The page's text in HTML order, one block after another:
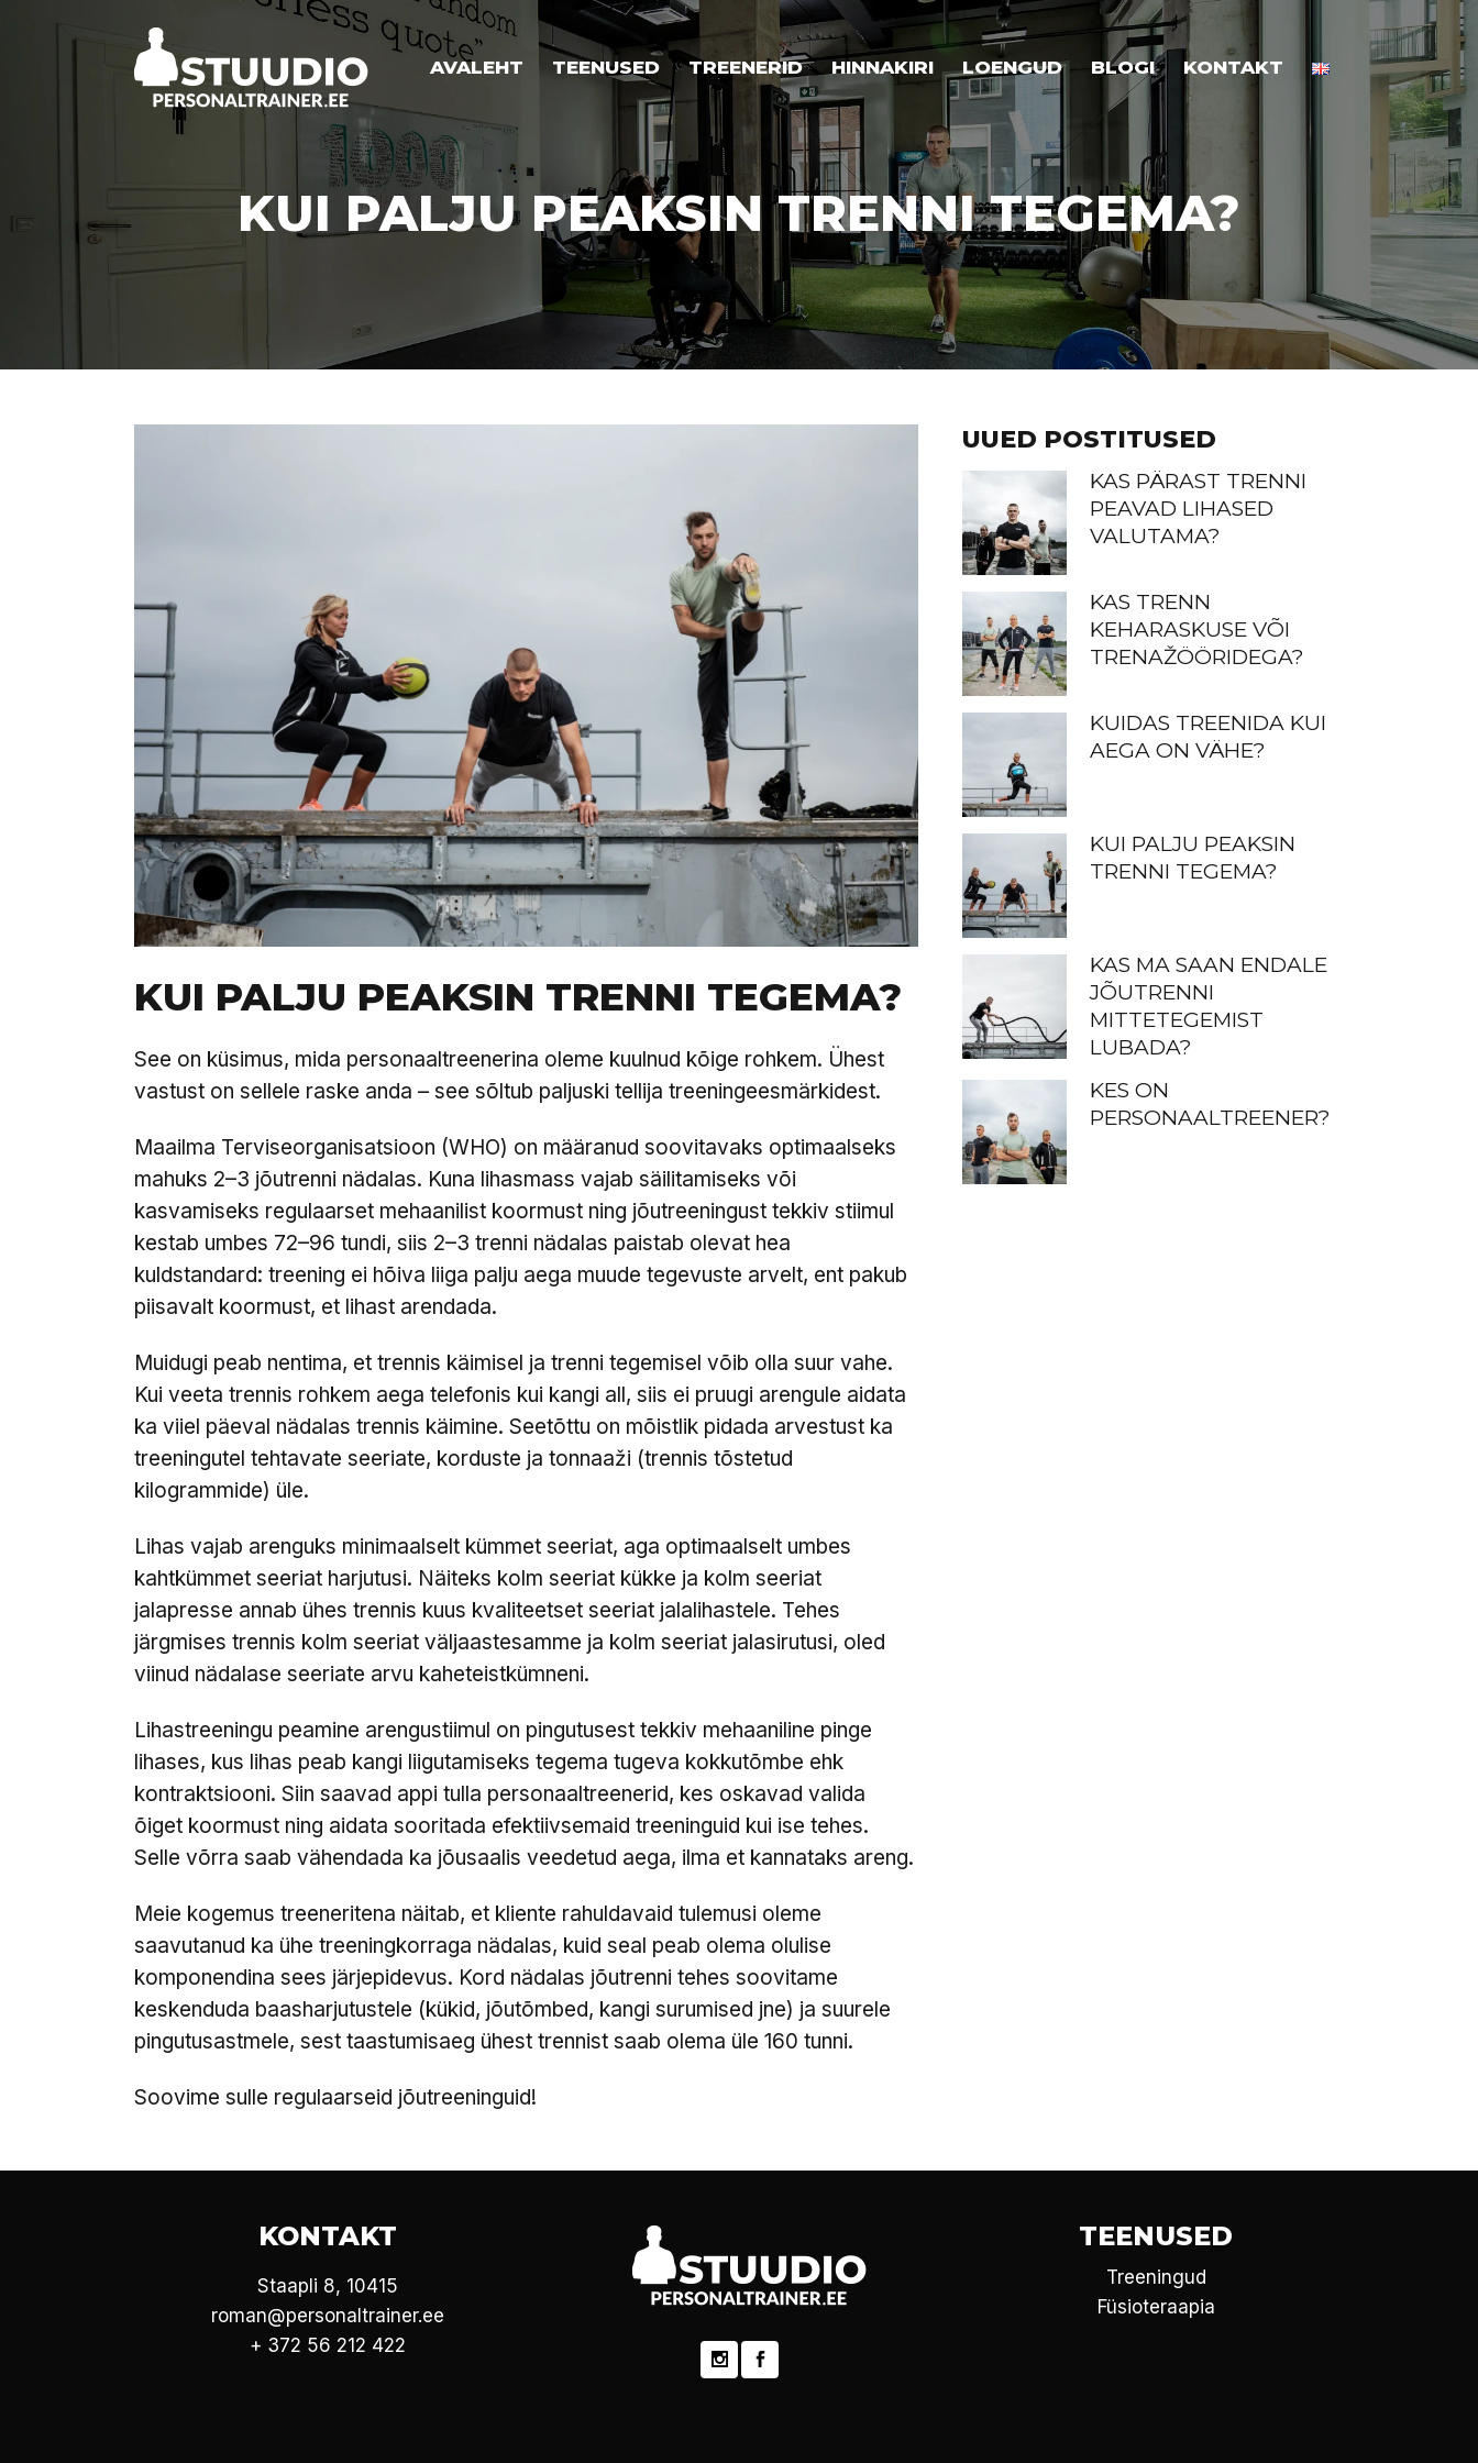
AVALEHT TEENUSED TREENERID HINNAKIRI LOENGUD BLOGI KONTAKT
KUI PALJU PEAKSIN TRENNI TEGEMA?
KUI PALJU PEAKSIN TRENNI TEGEMA?
See on küsimus, mida personaaltreenerina oleme kuulnud kõige rohkem. Ühest
vastust on sellele raske anda – see sõltub paljuski tellija treeningeesmärkidest.
Maailma Terviseorganisatsioon (WHO) on määranud soovitavaks optimaalseks
mahuks 2–3 jõutrenni nädalas. Kuna lihasmass vajab säilitamiseks või
kasvamiseks regulaarset mehaanilist koormust ning jõutreeningust tekkiv stiimul
kestab umbes 72–96 tundi, siis 2–3 trenni nädalas paistab olevat hea
kuldstandard: treening ei hõiva liiga palju aega muude tegevuste arvelt, ent pakub
piisavalt koormust, et lihast arendada.
Muidugi peab nentima, et trennis käimisel ja trenni tegemisel võib olla suur vahe.
Kui veeta trennis rohkem aega telefonis kui kangi all, siis ei pruugi arengule aidata
ka viiel päeval nädalas trennis käimine. Seetõttu on mõistlik pidada arvestust ka
treeningutel tehtavate seeriate, korduste ja tonnaaži (trennis tõstetud
kilogrammide) üle.
Lihas vajab arenguks minimaalselt kümmet seeriat, aga optimaalselt umbes
kahtkümmet seeriat harjutusi. Näiteks kolm seeriat kükke ja kolm seeriat
jalapresse annab ühes trennis kuus kvaliteetset seeriat jalalihastele. Tehes
järgmises trennis kolm seeriat väljaastesamme ja kolm seeriat jalasirutusi, oled
viinud nädalase seeriate arvu kaheteistkümneni.
Lihastreeningu peamine arengustiimul on pingutusest tekkiv mehaaniline pinge
lihases, kus lihas peab kangi liigutamiseks tegema tugeva kokkutõmbe ehk
kontraktsiooni. Siin saavad appi tulla personaaltreenerid, kes oskavad valida
õiget koormust ning aidata sooritada efektiivsemaid treeninguid kui ise tehes.
Selle võrra saab vähendada ka jõusaalis veedetud aega, ilma et kannataks areng.
Meie kogemus treeneritena näitab, et kliente rahuldavaid tulemusi oleme
saavutanud ka ühe treeningkorraga nädalas, kuid seal peab olema olulise
komponendina sees järjepidevus. Kord nädalas jõutrenni tehes soovitame
keskenduda baasharjutustele (kükid, jõutõmbed, kangi surumised jne) ja suurele
pingutusastmele, sest taastumisaeg ühest trennist saab olema üle 160 tunni.
Soovime sulle regulaarseid jõutreeninguid!
UUED POSTITUSED
KAS PÄRAST TRENNI
PEAVAD LIHASED
VALUTAMA?
KAS TRENN
KEHARASKUSE VÕI
TRENAŽÖÖRIDEGA?
KUIDAS TREENIDA KUI
AEGA ON VÄHE?
KUI PALJU PEAKSIN
TRENNI TEGEMA?
KAS MA SAAN ENDALE
JÕUTRENNI
MITTETEGEMIST
LUBADA?
KES ON
PERSONAALTREENER?
KONTAKT
Staapli 8, 10415
roman@personaltrainer.ee
+ 372 56 212 422
TEENUSED
Treeningud
Füsioteraapia